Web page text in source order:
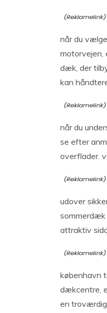
når du
motorvejen,
dæk, der
kan
når du
se efter
overflader.
udover
sommerdæk
attraktiv
københavn
dækcentre,
en